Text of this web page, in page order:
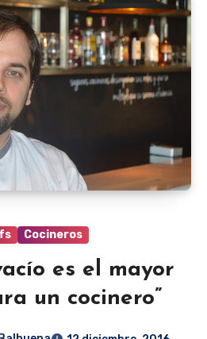
Cocineros
es el mayor
un cocinero”